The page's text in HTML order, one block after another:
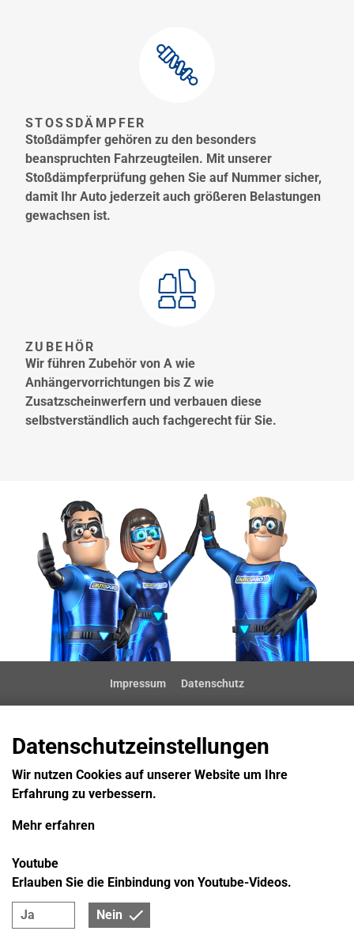
STOSSDÄMPFER
Stoßdämpfer gehören zu den besonders
beanspruchten Fahrzeugteilen. Mit unserer
Stoßdämpferprüfung gehen Sie auf Nummer sicher,
damit Ihr Auto jederzeit auch größeren Belastungen
gewachsen ist.
ZUBEHÖR
Wir führen Zubehör von A wie
Anhängervorrichtungen bis Z wie
Zusatzscheinwerfern und verbauen diese
selbstverständlich auch fachgerecht für Sie.
Impressum Datenschutz
Datenschutzeinstellungen
Wir nutzen Cookies auf unserer Website um Ihre
Erfahrung zu verbessern.
Mehr erfahren
Ja Nein
Youtube
Erlauben Sie die Einbindung von Youtube-Videos.